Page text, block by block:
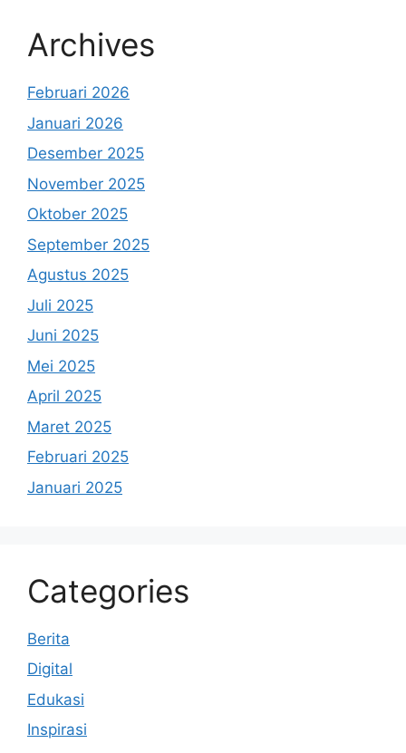
Archives
Februari 2026
Januari 2026
Desember 2025
November 2025
Oktober 2025
September 2025
Agustus 2025
Juli 2025
Juni 2025
Mei 2025
April 2025
Maret 2025
Februari 2025
Januari 2025
Categories
Berita
Digital
Edukasi
Inspirasi